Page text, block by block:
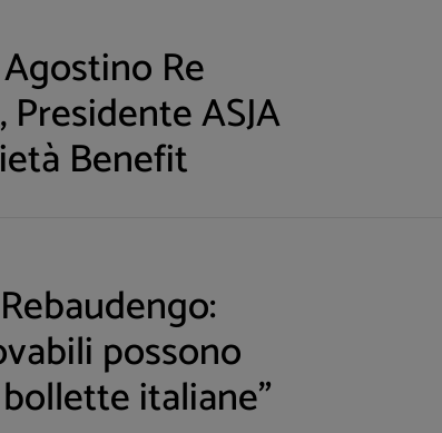
Re
ASJA
Benefit
possono
italiane”